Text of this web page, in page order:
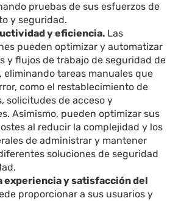
pruebas de sus esfuerzos de
y seguridad.
y eficiencia. Las
pueden optimizar y automatizar
y flujos de trabajo de seguridad de
eliminando tareas manuales que
como el restablecimiento de
solicitudes de acceso y
Asimismo, pueden optimizar sus
al reducir la complejidad y los
de administrar y mantener
soluciones de seguridad
experiencia y satisfacción del
proporcionar a sus usuarios y